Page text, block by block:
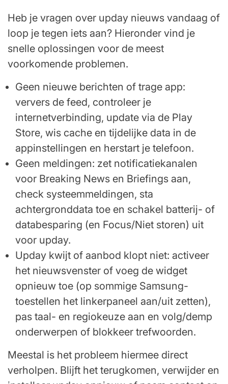
Heb je vragen over upday nieuws vandaag of
loop je tegen iets aan? Hieronder vind je
snelle oplossingen voor de meest
voorkomende problemen.
Geen nieuwe berichten of trage app:
ververs de feed, controleer je
internetverbinding, update via de Play
Store, wis cache en tijdelijke data in de
appinstellingen en herstart je telefoon.
Geen meldingen: zet notificatiekanalen
voor Breaking News en Briefings aan,
check systeemmeldingen, sta
achtergronddata toe en schakel batterij- of
databesparing (en Focus/Niet storen) uit
voor upday.
Upday kwijt of aanbod klopt niet: activeer
het nieuwsvenster of voeg de widget
opnieuw toe (op sommige Samsung-
toestellen het linkerpaneel aan/uit zetten),
pas taal- en regiokeuze aan en volg/demp
onderwerpen of blokkeer trefwoorden.
Meestal is het probleem hiermee direct
verholpen. Blijft het terugkomen, verwijder en